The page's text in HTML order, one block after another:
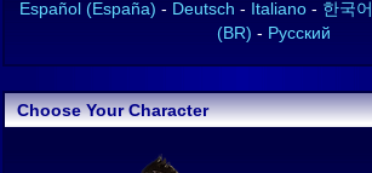
Español (España) - Deutsch - Italiano - 한국어
(BR) - Русский
Choose Your Character